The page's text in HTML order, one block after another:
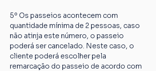
5º Os passeios acontecem com
quantidade mínima de 2 pessoas, caso
não atinja este número, o passeio
poderá ser cancelado. Neste caso, o
cliente poderá escolher pela
remarcação do passeio de acordo com